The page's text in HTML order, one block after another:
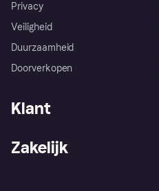
Privacy
Veiligheid
Duurzaamheid
Doorverkopen
Klant
Zakelijk